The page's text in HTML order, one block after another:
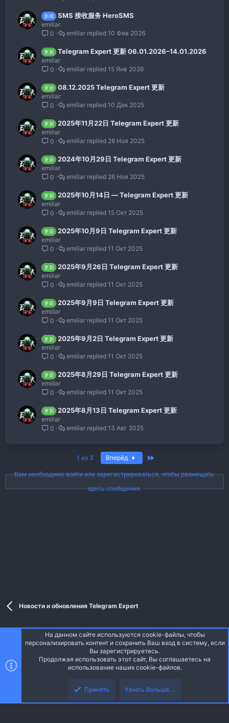
新闻 SMS 接收服务 HeroSMS
emiliar
0
10 Фев 2026
emiliar
更新 Telegram Expert 更新 06.01.2026–14.01.2026
emiliar
0
15 Янв 2026
emiliar
更新 08.12.2025 Telegram Expert 更新
emiliar
0
10 Дек 2025
emiliar
更新 2025年11月22日 Telegram Expert 更新
emiliar
0
26 Ноя 2025
emiliar
更新 2024年10月29日 Telegram Expert 更新
emiliar
0
26 Ноя 2025
emiliar
更新 2025年10月14日 — Telegram Expert 更新
emiliar
0
15 Окт 2025
emiliar
更新 2025年10月9日 Telegram Expert 更新
emiliar
0
11 Окт 2025
emiliar
更新 2025年9月26日 Telegram Expert 更新
emiliar
0
11 Окт 2025
emiliar
更新 2025年9月9日 Telegram Expert 更新
emiliar
0
11 Окт 2025
emiliar
更新 2025年9月2日 Telegram Expert 更新
emiliar
0
11 Окт 2025
emiliar
更新 2025年8月29日 Telegram Expert 更新
emiliar
0
11 Окт 2025
emiliar
更新 2025年8月13日 Telegram Expert 更新
emiliar
0
13 Авг 2025
emiliar
1 из 3 Вперёд
Вам необходимо войти или зарегистрироваться, чтобы размещать
здесь сообщения.
Новости и обновления Telegram Expert
Обратная связь
Условия и правила
Политика конфиденциальности
Style and add-ons by ThemeHouse
Перевод от Jumuro ®
Запросы 14 Время 0.0476s Память 3.59MB
Верх
На данном сайте используются cookie-файлы, чтобы
персонализировать контент и сохранить Ваш вход в систему, если
Вы зарегистрируетесь.
Продолжая использовать этот сайт, Вы соглашаетесь на
использование наших cookie-файлов.
Принять Узнать больше.…